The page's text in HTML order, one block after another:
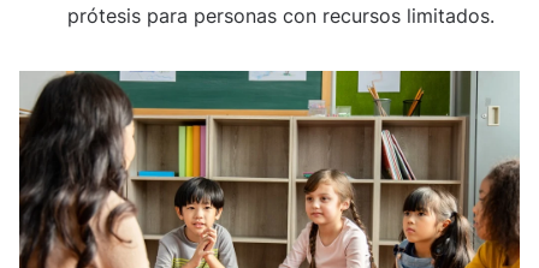
prótesis para personas con recursos limitados.